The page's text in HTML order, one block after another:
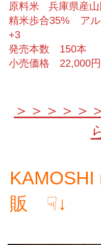
原料米 兵庫県産山
精米歩合35% ア
+3
発売本数 150本
小売価格 22,000
＞＞＞＞＞
KAMOSHI
販 ☟↓